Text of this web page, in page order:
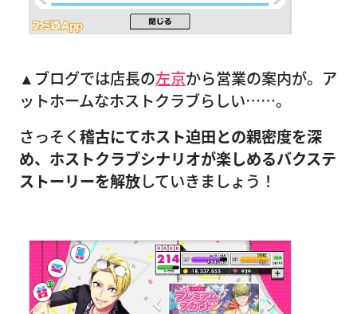
▲ブログでは店長の左京から営業の案内が。ア
ットホームなホストクラブらしい……。
さっそく稽古にてホスト迫田との親密度を深
め、ホストクラブシナリオが楽しめるバクステ
ストーリーを解放していきましょう！